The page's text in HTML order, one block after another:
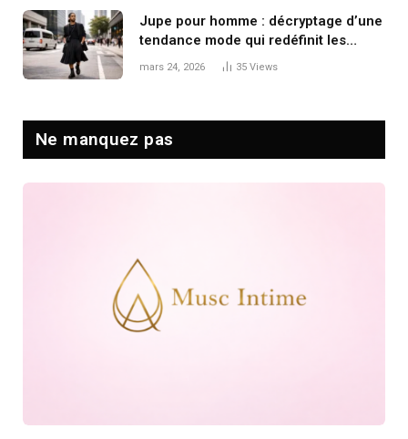
Jupe pour homme : décryptage d’une
tendance mode qui redéfinit les
codes masculins
mars 24, 2026 35 Views
Ne manquez pas